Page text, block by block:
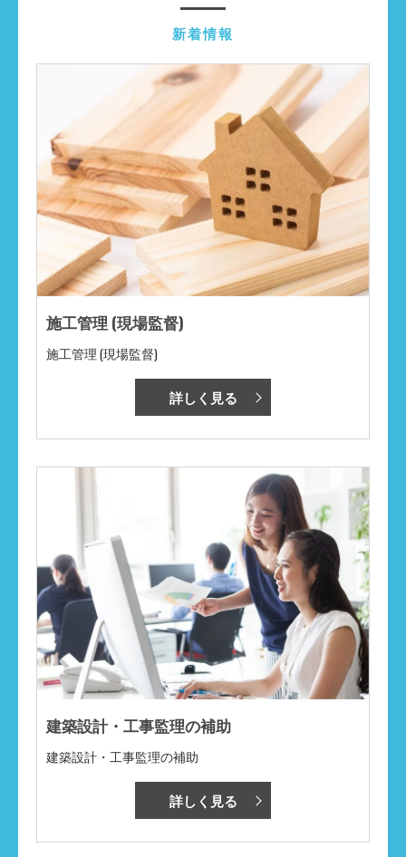
新着情報
施工管理 (現場監督)
施工管理 (現場監督)
詳しく見る
建築設計・工事監理の補助
建築設計・工事監理の補助
詳しく見る